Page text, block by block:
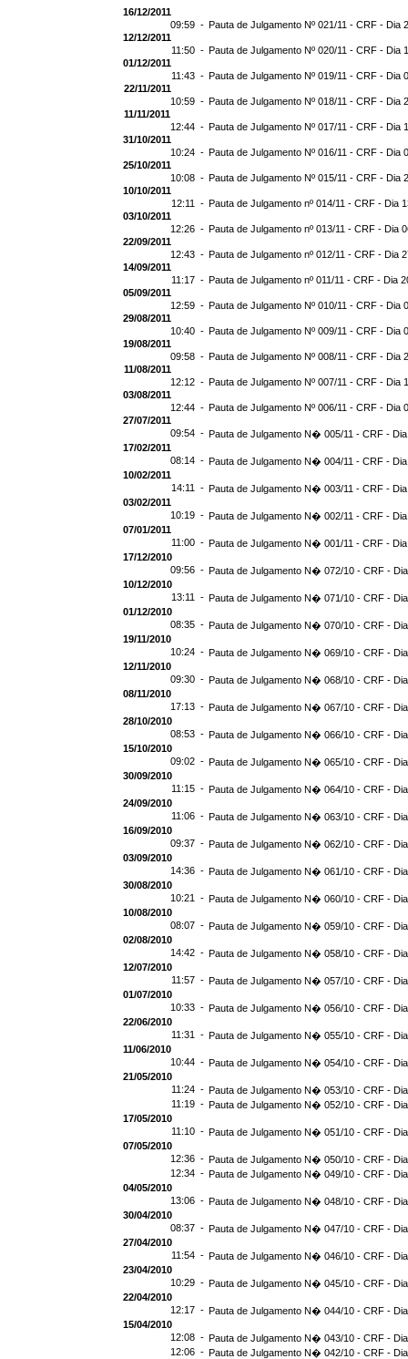
16/12/2011
09:59 - Pauta de Julgamento Nº 021/11 - CRF - Dia
12/12/2011
11:50 - Pauta de Julgamento Nº 020/11 - CRF - Dia
01/12/2011
11:43 - Pauta de Julgamento Nº 019/11 - CRF - Dia
22/11/2011
10:59 - Pauta de Julgamento Nº 018/11 - CRF - Dia
11/11/2011
12:44 - Pauta de Julgamento Nº 017/11 - CRF - Dia
31/10/2011
10:24 - Pauta de Julgamento Nº 016/11 - CRF - Dia
25/10/2011
10:08 - Pauta de Julgamento Nº 015/11 - CRF - Dia
10/10/2011
12:11 - Pauta de Julgamento nº 014/11 - CRF - Dia
03/10/2011
12:26 - Pauta de Julgamento nº 013/11 - CRF - Dia
22/09/2011
12:43 - Pauta de Julgamento nº 012/11 - CRF - Dia
14/09/2011
11:17 - Pauta de Julgamento nº 011/11 - CRF - Dia
05/09/2011
12:59 - Pauta de Julgamento Nº 010/11 - CRF - Dia
29/08/2011
10:40 - Pauta de Julgamento Nº 009/11 - CRF - Dia
19/08/2011
09:58 - Pauta de Julgamento Nº 008/11 - CRF - Dia
11/08/2011
12:12 - Pauta de Julgamento Nº 007/11 - CRF - Dia
03/08/2011
12:44 - Pauta de Julgamento Nº 006/11 - CRF - Dia
27/07/2011
09:54 - Pauta de Julgamento N� 005/11 - CRF - Dia
17/02/2011
08:14 - Pauta de Julgamento N� 004/11 - CRF - Dia
10/02/2011
14:11 - Pauta de Julgamento N� 003/11 - CRF - Dia
03/02/2011
10:19 - Pauta de Julgamento N� 002/11 - CRF - Dia
07/01/2011
11:00 - Pauta de Julgamento N� 001/11 - CRF - Dia
17/12/2010
09:56 - Pauta de Julgamento N� 072/10 - CRF -
10/12/2010
13:11 - Pauta de Julgamento N� 071/10 - CRF -
01/12/2010
08:35 - Pauta de Julgamento N� 070/10 - CRF -
19/11/2010
10:24 - Pauta de Julgamento N� 069/10 - CRF -
12/11/2010
09:30 - Pauta de Julgamento N� 068/10 - CRF -
08/11/2010
17:13 - Pauta de Julgamento N� 067/10 - CRF - Dia
28/10/2010
08:53 - Pauta de Julgamento N� 066/10 - CRF -
15/10/2010
09:02 - Pauta de Julgamento N� 065/10 - CRF -
30/09/2010
11:15 - Pauta de Julgamento N� 064/10 - CRF -
24/09/2010
11:06 - Pauta de Julgamento N� 063/10 - CRF -
16/09/2010
09:37 - Pauta de Julgamento N� 062/10 - CRF -
03/09/2010
14:36 - Pauta de Julgamento N� 061/10 - CRF -
30/08/2010
10:21 - Pauta de Julgamento N� 060/10 - CRF -
10/08/2010
08:07 - Pauta de Julgamento N� 059/10 - CRF -
02/08/2010
14:42 - Pauta de Julgamento N� 058/10 - CRF -
12/07/2010
11:57 - Pauta de Julgamento N� 057/10 - CRF -
01/07/2010
10:33 - Pauta de Julgamento N� 056/10 - CRF -
22/06/2010
11:31 - Pauta de Julgamento N� 055/10 - CRF -
11/06/2010
10:44 - Pauta de Julgamento N� 054/10 - CRF -
21/05/2010
11:24 - Pauta de Julgamento N� 053/10 - CRF -
11:19 - Pauta de Julgamento N� 052/10 - CRF -
17/05/2010
11:10 - Pauta de Julgamento N� 051/10 - CRF -
07/05/2010
12:36 - Pauta de Julgamento N� 050/10 - CRF -
12:34 - Pauta de Julgamento N� 049/10 - CRF -
04/05/2010
13:06 - Pauta de Julgamento N� 048/10 - CRF -
30/04/2010
08:37 - Pauta de Julgamento N� 047/10 - CRF -
27/04/2010
11:54 - Pauta de Julgamento N� 046/10 - CRF -
23/04/2010
10:29 - Pauta de Julgamento N� 045/10 - CRF -
22/04/2010
12:17 - Pauta de Julgamento N� 044/10 - CRF -
15/04/2010
12:08 - Pauta de Julgamento N� 043/10 - CRF -
12:06 - Pauta de Julgamento N� 042/10 - CRF -